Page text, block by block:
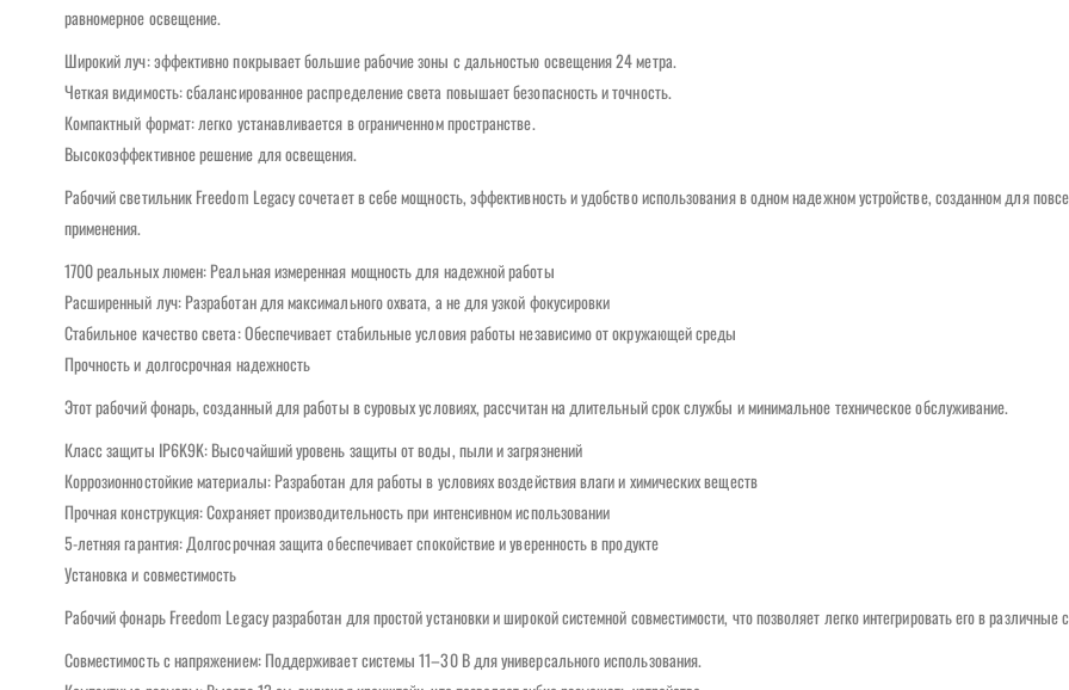
равномерное освещение.
Широкий луч: эффективно покрывает большие рабочие зоны с дальностью освещения 24 метра.
Четкая видимость: сбалансированное распределение света повышает безопасность и точность.
Компактный формат: легко устанавливается в ограниченном пространстве.
Высокоэффективное решение для освещения.
Рабочий светильник Freedom Legacy сочетает в себе мощность, эффективность и удобство использования в одном надежном устройстве, созданном для
применения.
1700 реальных люмен: Реальная измеренная мощность для надежной работы
Расширенный луч: Разработан для максимального охвата, а не для узкой фокусировки
Стабильное качество света: Обеспечивает стабильные условия работы независимо от окружающей среды
Прочность и долгосрочная надежность
Этот рабочий фонарь, созданный для работы в суровых условиях, рассчитан на длительный срок службы и минимальное техническое обслуживание.
Класс защиты IP6K9K: Высочайший уровень защиты от воды, пыли и загрязнений
Коррозионностойкие материалы: Разработан для работы в условиях воздействия влаги и химических веществ
Прочная конструкция: Сохраняет производительность при интенсивном использовании
5-летняя гарантия: Долгосрочная защита обеспечивает спокойствие и уверенность в продукте
Установка и совместимость
Рабочий фонарь Freedom Legacy разработан для простой установки и широкой системной совместимости, что позволяет легко интегрировать его в различные
Совместимость с напряжением: Поддерживает системы 11–30 В для универсального использования.